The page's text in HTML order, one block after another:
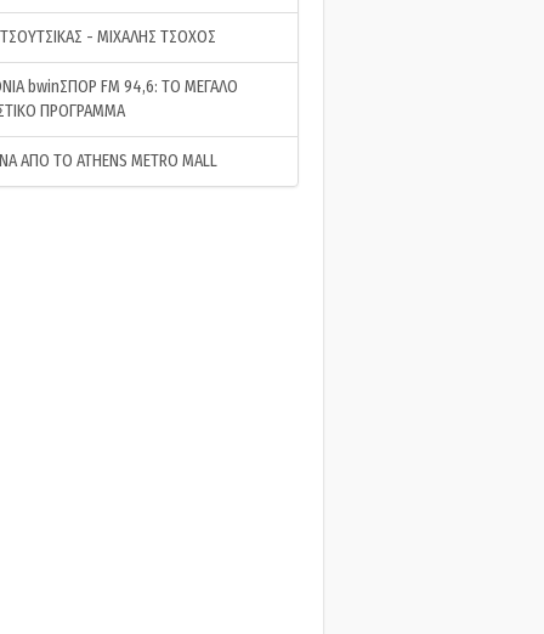
- ΜΙΧΑΛΗΣ ΤΣΟΧΟΣ
bwinΣΠΟΡ FM 94,6: ΤΟ ΜΕΓΑΛΟ
ΠΡΟΓΡΑΜΜΑ
ΑΠΟ ΤΟ ATHENS METRO MALL